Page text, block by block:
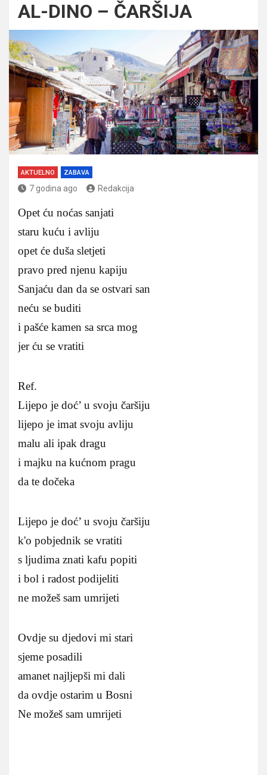
AL-DINO – ČARŠIJA
AKTUELNO ZABAVA
7 godina ago Redakcija
Opet ću noćas sanjati
staru kuću i avliju
opet će duša sletjeti
pravo pred njenu kapiju
Sanjaću dan da se ostvari san
neću se buditi
i pašće kamen sa srca mog
jer ću se vratiti
Ref.
Lijepo je doć’ u svoju čaršiju
lijepo je imat svoju avliju
malu ali ipak dragu
i majku na kućnom pragu
da te dočeka
Lijepo je doć’ u svoju čaršiju
k'o pobjednik se vratiti
s ljudima znati kafu popiti
i bol i radost podijeliti
ne možeš sam umrijeti
Ovdje su djedovi mi stari
sjeme posadili
amanet najljepši mi dali
da ovdje ostarim u Bosni
Ne možeš sam umrijeti